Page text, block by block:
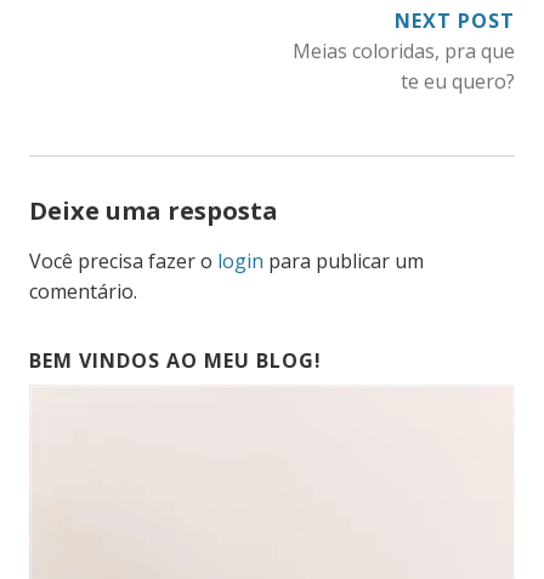
NEXT POST
Meias coloridas, pra que
te eu quero?
Deixe uma resposta
Você precisa fazer o login para publicar um
comentário.
BEM VINDOS AO MEU BLOG!